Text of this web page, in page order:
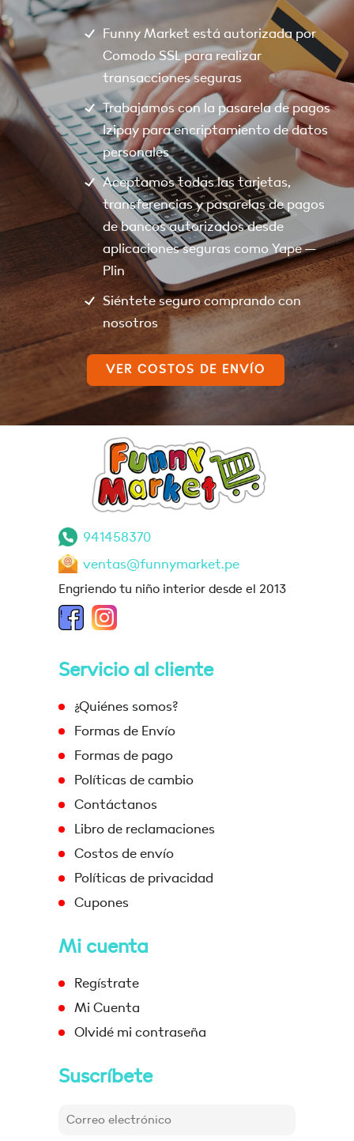
Funny Market está autorizada por
Comodo SSL para realizar
transacciones seguras
Trabajamos con la pasarela de pagos
Izipay para encriptamiento de datos
personales
Aceptamos todas las tarjetas,
transferencias y pasarelas de pagos
de bancos autorizados desde
aplicaciones seguras como Yape –
Plin
Siéntete seguro comprando con
nosotros
VER COSTOS DE ENVÍO
941458370
ventas@funnymarket.pe
Engriendo tu niño interior desde el 2013
Servicio al cliente
¿Quiénes somos?
Formas de Envío
Formas de pago
Políticas de cambio
Contáctanos
Libro de reclamaciones
Costos de envío
Políticas de privacidad
Cupones
Mi cuenta
Regístrate
Mi Cuenta
Olvidé mi contraseña
Suscríbete